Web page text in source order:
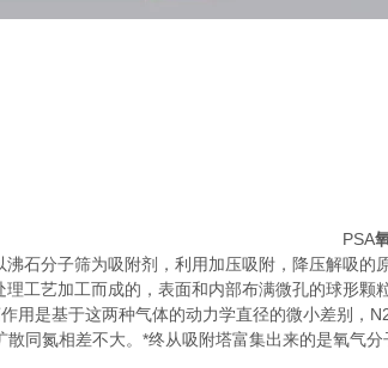
PSA
沸石分子筛为吸附剂，利用加压吸附，降压解吸
理工艺加工而成的，表面和内部布满微孔的球形
用是基于这两种气体的动力学直径的微小差别，
同氮相差不大。*终从吸附塔富集出来的是氧气分